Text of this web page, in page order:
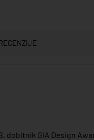
dobitnik GIA Design